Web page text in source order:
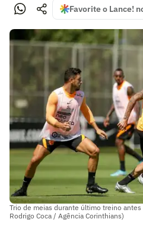
Favorite o Lance!
Trio de meias durante último treino
Rodrigo Coca / Agência Corinthians)